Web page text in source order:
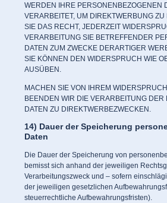
WERDEN IHRE PERSONENBEZOGENEN
VERARBEITET, UM DIREKTWERBUNG
SIE DAS RECHT, JEDERZEIT
VERARBEITUNG SIE BETREFFENDER
DATEN ZUM ZWECKE DERARTIGER
SIE KÖNNEN DEN WIDERSPRUCH WIE
AUSÜBEN.
MACHEN SIE VON IHREM
BEENDEN WIR DIE VERARBEITUNG DER
DATEN ZU DIREKTWERBEZWECKEN.
14) Dauer der Speicherung
Daten
Die Dauer der Speicherung von
bemisst sich anhand der jeweiligen
Verarbeitungszweck und – sofern
der jeweiligen gesetzlichen
steuerrechtliche Aufbewahrungsfristen).